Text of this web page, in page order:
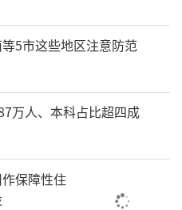
5市这些地区注意防范
万人、本科占比超四成
保障性住